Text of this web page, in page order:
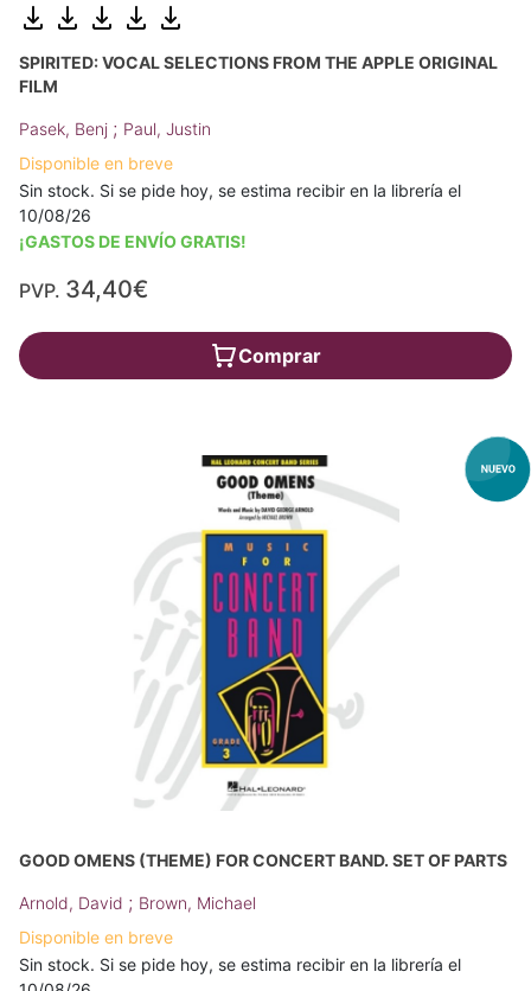
SPIRITED: VOCAL SELECTIONS FROM THE APPLE ORIGINAL
FILM
Pasek, Benj ; Paul, Justin
Disponible en breve
Sin stock. Si se pide hoy, se estima recibir en la librería el
10/08/26
¡GASTOS DE ENVÍO GRATIS!
PVP. 34,40€
Comprar
GOOD OMENS (THEME) FOR CONCERT BAND. SET OF PARTS
Arnold, David ; Brown, Michael
Disponible en breve
Sin stock. Si se pide hoy, se estima recibir en la librería el